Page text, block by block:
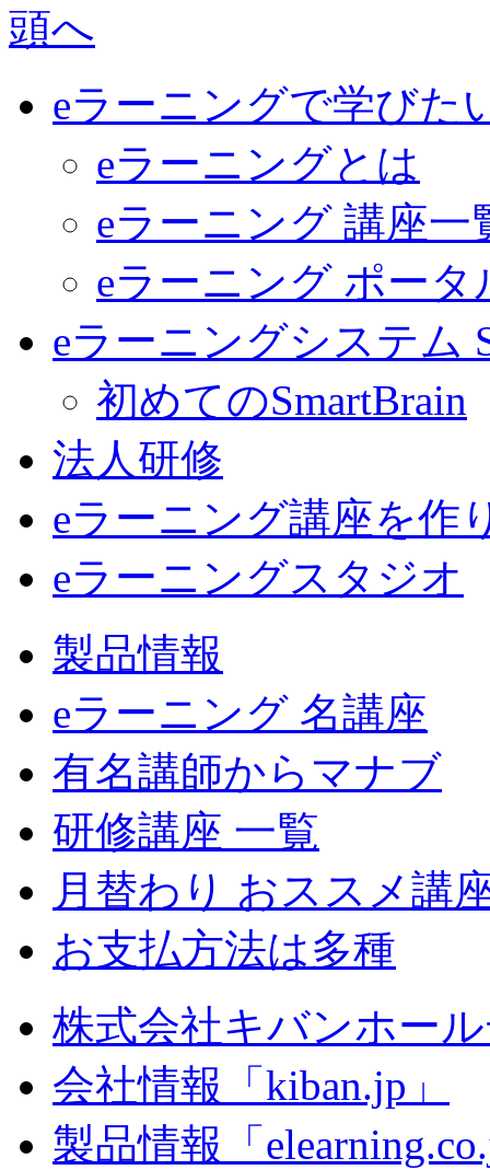
eラーニングで学びた
eラーニングとは
eラーニング 講座一
eラーニング ポータ
eラーニングシステム
初めてのSmartBrain
法人研修
eラーニング講座を作
eラーニングスタジオ
製品情報
eラーニング 名講座
有名講師からマナブ
研修講座 一覧
月替わり おススメ講
お支払方法は多種
株式会社キバンホー
会社情報「kiban.jp」
製品情報「